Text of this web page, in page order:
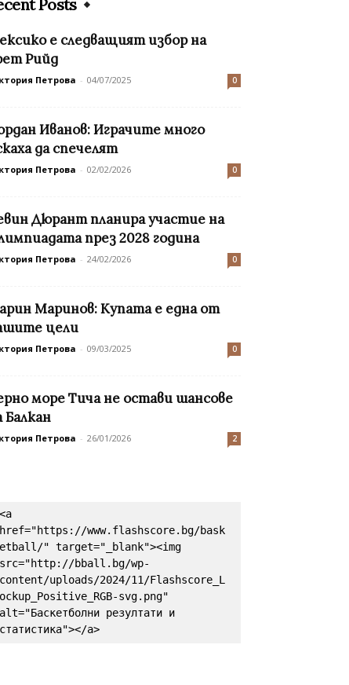
Posts
е следващият избор на
Рийд
Петрова - 04/07/2025 0
Иванов: Играчите много
да спечелят
Петрова - 02/02/2026 0
Дюрант планира участие на
през 2028 година
Петрова - 24/02/2026 0
Маринов: Купата е една от
цели
Петрова - 09/03/2025 0
море Тича не остави шансове
Балкан
Петрова - 26/01/2026 2
<a
href="https://www.flashscore.bg/bask
etball/" target="_blank"><img
src="http://bball.bg/wp-
content/uploads/2024/11/Flashscore_L
ockup_Positive_RGB-svg.png"
alt="Баскетболни резултати и
статистика"></a>